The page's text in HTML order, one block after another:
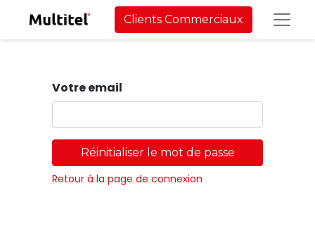
Clients Commerciaux
Votre email
Réinitialiser le mot de passe
Retour à la page de connexion